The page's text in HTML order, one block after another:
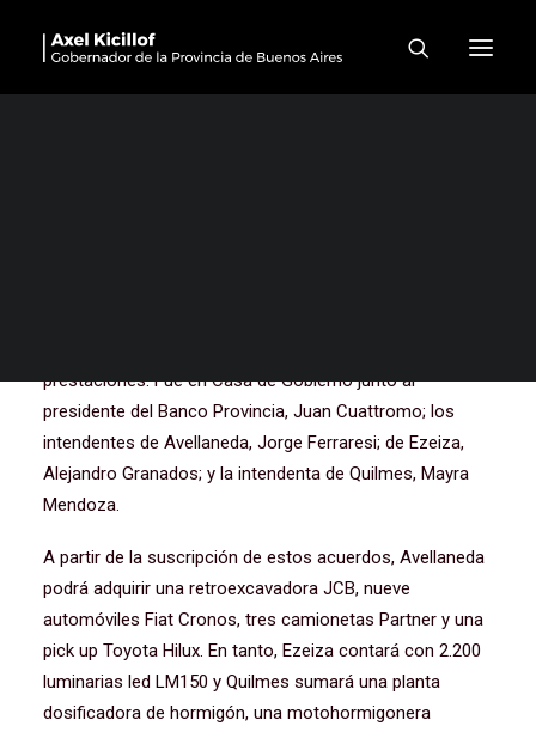
Kicillof firmó convenios
para la compra de bienes de
prestaciones. Fue en Casa de Gobierno junto al
presidente del Banco Provincia, Juan Cuattromo; los
intendentes de Avellaneda, Jorge Ferraresi; de Ezeiza,
Alejandro Granados; y la intendenta de Quilmes, Mayra
Mendoza.
A partir de la suscripción de estos acuerdos, Avellaneda
podrá adquirir una retroexcavadora JCB, nueve
automóviles Fiat Cronos, tres camionetas Partner y una
pick up Toyota Hilux. En tanto, Ezeiza contará con 2.200
luminarias led LM150 y Quilmes sumará una planta
dosificadora de hormigón, una motohormigonera